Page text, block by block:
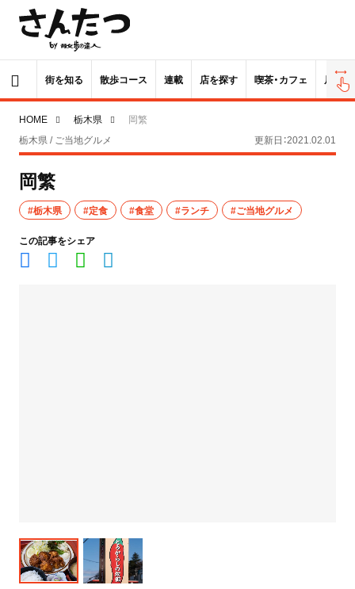
街を知る 散歩コース 連載 店を探す 喫茶・カフェ 居酒屋
HOME 栃木県
岡繁
栃木県 / ご当地グルメ
更新日：2021.02.01
岡繁
#栃木県 #定食 #食堂 #ランチ #ご当地グルメ
この記事をシェア